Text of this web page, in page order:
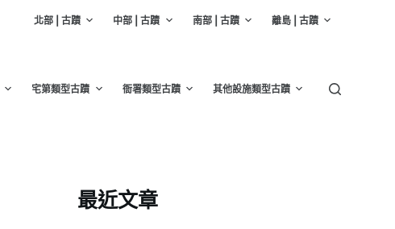
北部 | 古蹟 中部 | 古蹟 南部 | 古蹟 離島 | 古蹟
宅第類型古蹟 衙署類型古蹟 其他設施類型古蹟
最近文章